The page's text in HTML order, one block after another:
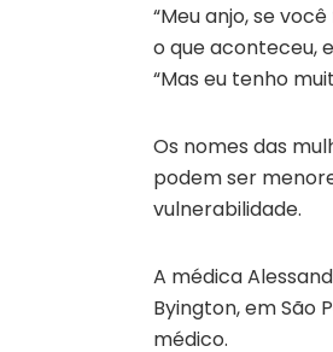
“Meu anjo, se
o que aconteceu,
“Mas eu tenho
Os nomes das
podem ser
vulnerabilidade.
A médica
Byington, em São
médico.